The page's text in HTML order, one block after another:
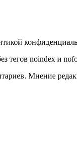
тегов noindex и
Мнение